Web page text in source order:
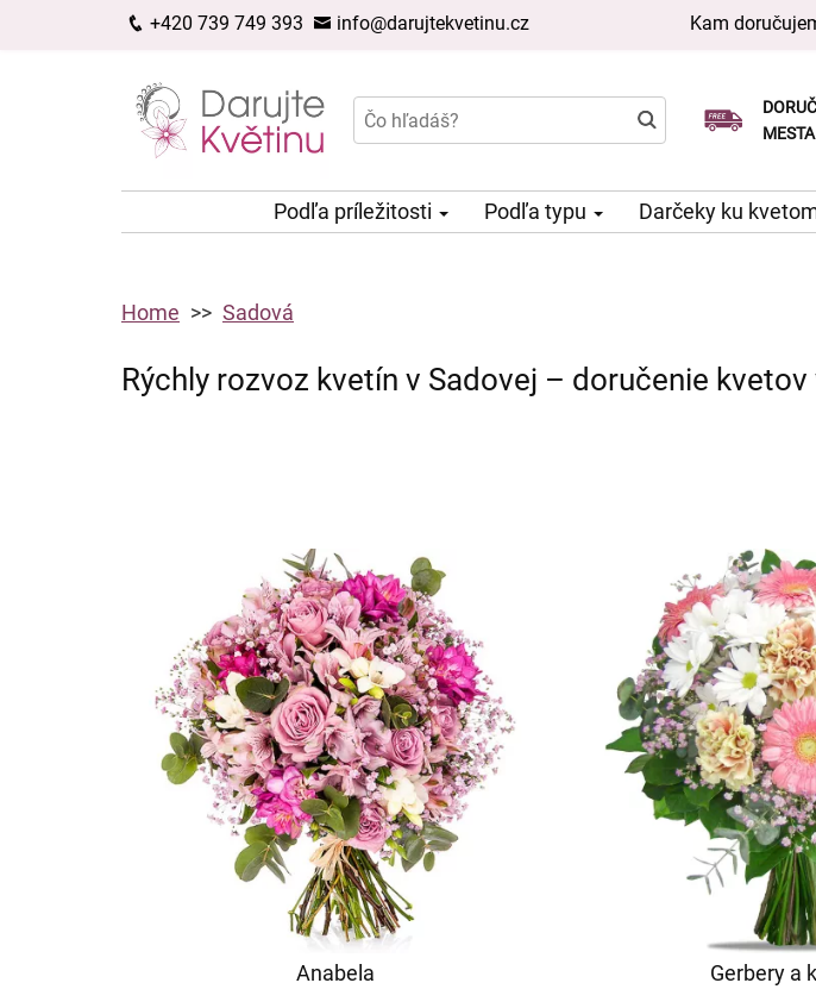
+420 739 749 393 info@darujtekvetinu.cz Kam
MESTA
Podľa príležitosti Podľa typu Darčeky ku
Home Sadová
Rýchly rozvoz kvetín v Sadovej – doručenie
Anabela
Gerbery a